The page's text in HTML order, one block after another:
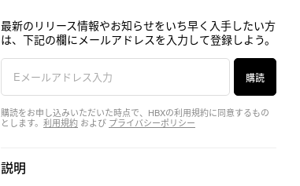
最新のリリース情報やお知らせをいち早く入手したい方
は、下記の欄にメールアドレスを入力して登録しよう。
購読
購読をお申し込みいただいた時点で、HBXの利用規約に同意するもの
とします。 利用規約 および プライバシーポリシー
説明